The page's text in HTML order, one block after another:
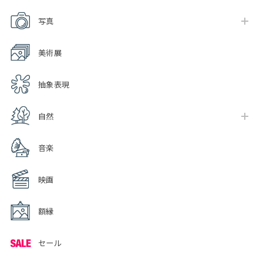
写真
美術展
抽象表現
自然
音楽
映画
額縁
セール